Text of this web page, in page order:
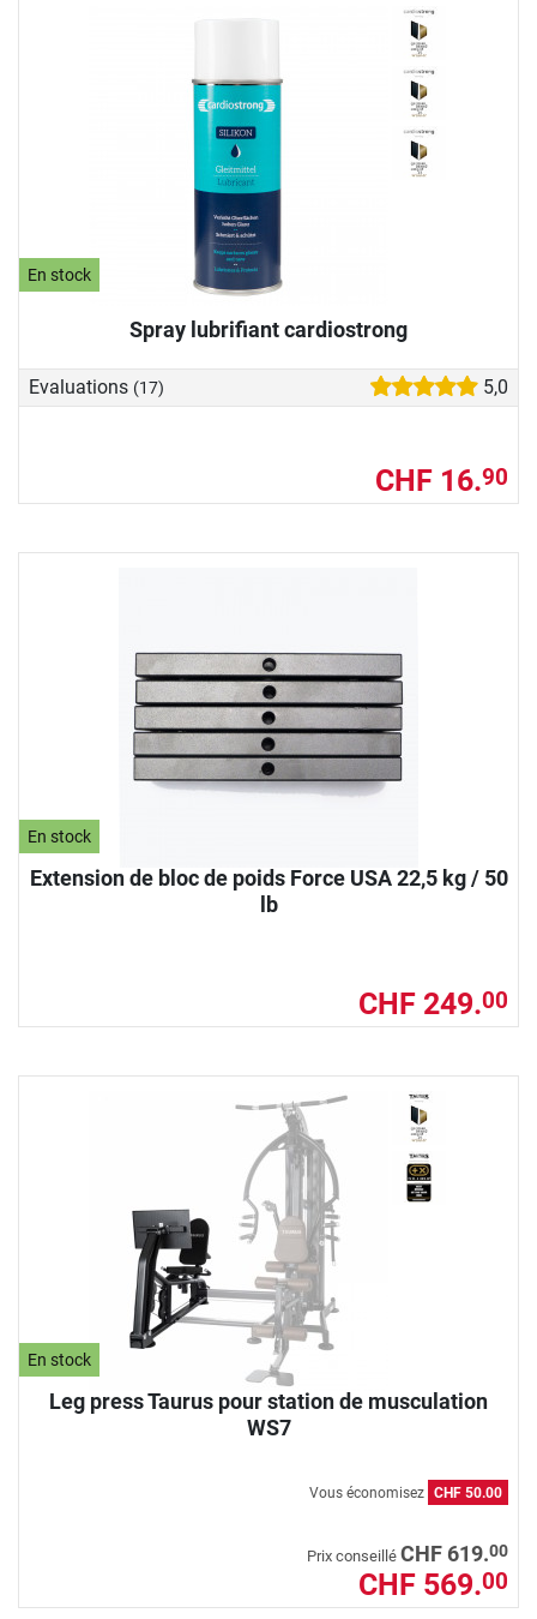
En stock
Spray lubrifiant cardiostrong
Evaluations (17) 5,0
CHF 16.90
En stock
Extension de bloc de poids Force USA 22,5 kg / 50
lb
CHF 249.00
En stock
Leg press Taurus pour station de musculation
WS7
Vous économisez CHF 50.00
Prix conseillé CHF 619.00
CHF 569.00